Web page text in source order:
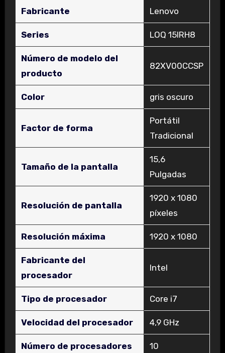
Fabricante ‎Lenovo
Series ‎LOQ 15IRH8
Número de modelo del
producto
‎82XV00CCSP
Color ‎gris oscuro
Factor de forma
‎Portátil
Tradicional
Tamaño de la pantalla
‎15,6
Pulgadas
Resolución de pantalla
‎1920 x 1080
píxeles
Resolución máxima ‎1920 x 1080
Fabricante del
procesador
‎Intel
Tipo de procesador ‎Core i7
Velocidad del procesador ‎4,9 GHz
Número de procesadores ‎10